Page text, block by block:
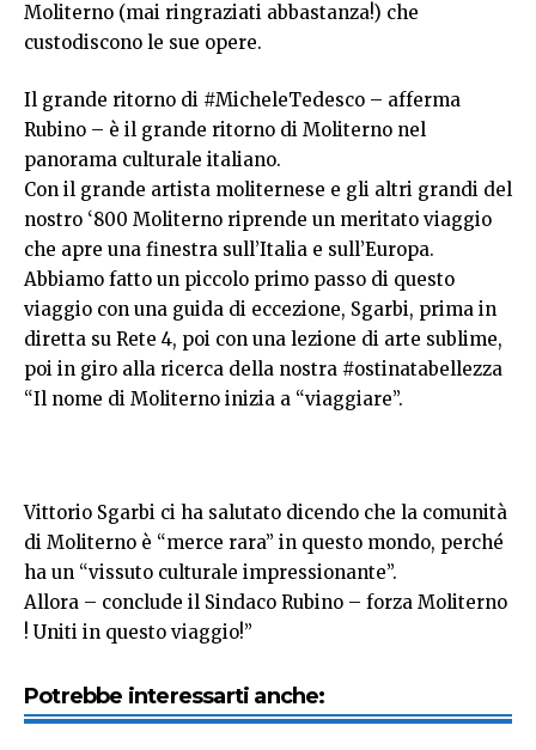
Moliterno (mai ringraziati abbastanza!) che
custodiscono le sue opere.
Il grande ritorno di #MicheleTedesco – afferma
Rubino – è il grande ritorno di Moliterno nel
panorama culturale italiano.
Con il grande artista moliternese e gli altri grandi del
nostro ‘800 Moliterno riprende un meritato viaggio
che apre una finestra sull’Italia e sull’Europa.
Abbiamo fatto un piccolo primo passo di questo
viaggio con una guida di eccezione, Sgarbi, prima in
diretta su Rete 4, poi con una lezione di arte sublime,
poi in giro alla ricerca della nostra #ostinatabellezza
“Il nome di Moliterno inizia a “viaggiare”.
Vittorio Sgarbi ci ha salutato dicendo che la comunità
di Moliterno è “merce rara” in questo mondo, perché
ha un “vissuto culturale impressionante”.
Allora – conclude il Sindaco Rubino – forza Moliterno
! Uniti in questo viaggio!”
Potrebbe interessarti anche: